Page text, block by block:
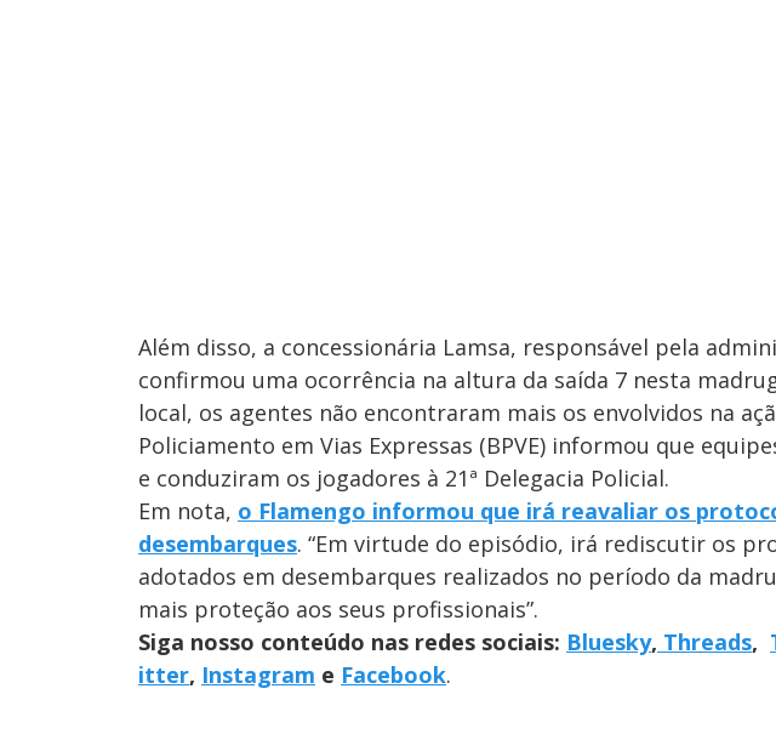
Além disso, a concessionária Lamsa, responsável pela
confirmou uma ocorrência na altura da saída 7 nesta
local, os agentes não encontraram mais os envolvidos na
Policiamento em Vias Expressas (BPVE) informou que
e conduziram os jogadores à 21ª Delegacia Policial.
Em nota, o Flamengo informou que irá reavaliar os
desembarques. “Em virtude do episódio, irá rediscutir os
adotados em desembarques realizados no período da
mais proteção aos seus profissionais”.
Siga nosso conteúdo nas redes sociais: Bluesky, Threads,
itter, Instagram e Facebook.